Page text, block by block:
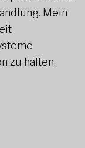
Mein
zu halten.